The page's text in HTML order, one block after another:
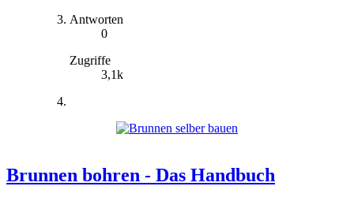
Antworten
0
Zugriffe
3,1k
Brunnen bohren - Das Handbuch